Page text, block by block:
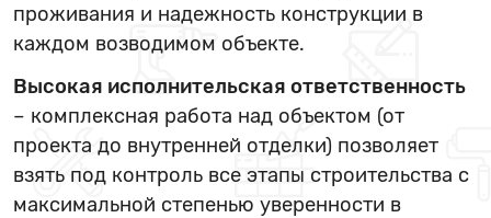
проживания и надежность конструкции в
каждом возводимом объекте.
Высокая исполнительская ответственность
– комплексная работа над объектом (от
проекта до внутренней отделки) позволяет
взять под контроль все этапы строительства с
максимальной степенью уверенности в